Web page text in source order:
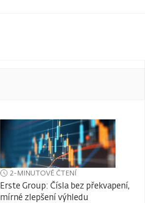
2-MINUTOVÉ ČTENÍ
Erste Group: Čísla bez překvapení,
mírné zlepšení výhledu